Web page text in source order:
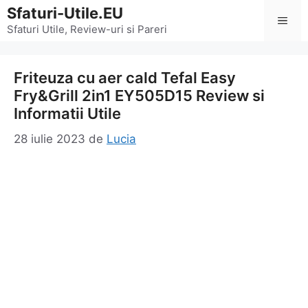
Sari
la
Sfaturi-Utile.EU
Sfaturi Utile, Review-uri si Pareri
Friteuza cu aer cald Tefal Easy
Fry&Grill 2in1 EY505D15 Review si
Informatii Utile
28 iulie 2023 de Lucia